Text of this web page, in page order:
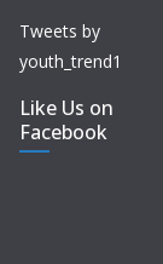
Tweets by
youth_trend1
Like Us on
Facebook